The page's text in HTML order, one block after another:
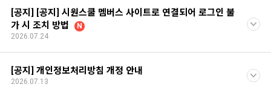
[공지] [공지] 시원스쿨 멤버스 사이트로 연결되어 로그인 불
가 시 조치 방법
N
2026.07.24
[공지] 개인정보처리방침 개정 안내
2026.07.13